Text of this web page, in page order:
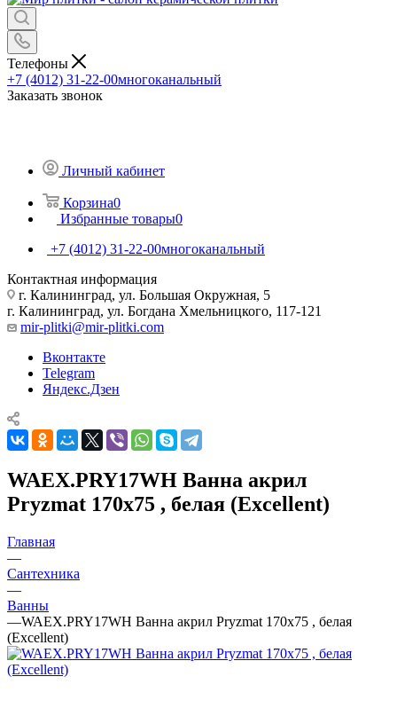
Телефоны
+7 (4012) 31-22-00многоканальный
Заказать звонок
Личный кабинет
Корзина0
Избранные товары0
+7 (4012) 31-22-00многоканальный
Контактная информация
г. Калининград, ул. Большая Окружная, 5
г. Калининград, ул. Богдана Хмельницкого, 117-121
mir-plitki@mir-plitki.com
Вконтакте
Telegram
Яндекс.Дзен
WAEX.PRY17WH Ванна акрил
Pryzmat 170x75 , белая (Excellent)
Главная
—
Сантехника
—
Ванны
—WAEX.PRY17WH Ванна акрил Pryzmat 170x75 , белая
(Excellent)